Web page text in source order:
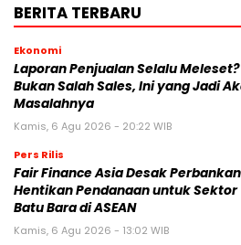
BERITA TERBARU
Ekonomi
Laporan Penjualan Selalu Meleset?
Bukan Salah Sales, Ini yang Jadi
Masalahnya
Kamis, 6 Agu 2026 - 20:22 WIB
Pers Rilis
Fair Finance Asia Desak Perbankan
Hentikan Pendanaan untuk Sektor
Batu Bara di ASEAN
Kamis, 6 Agu 2026 - 13:02 WIB